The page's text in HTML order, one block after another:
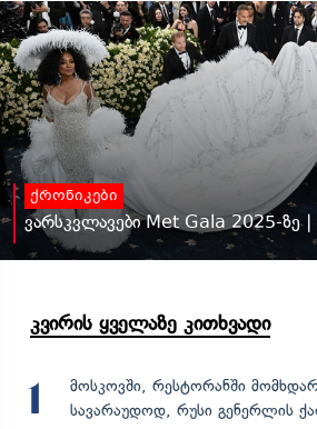
ქრონიკები
ვარსკვლავები Met Gala 2025-ზე
კვირის ყველაზე კითხვადი
1
მოსკოვში, რესტორანში
სავარაუდოდ, რუსი გენერლის